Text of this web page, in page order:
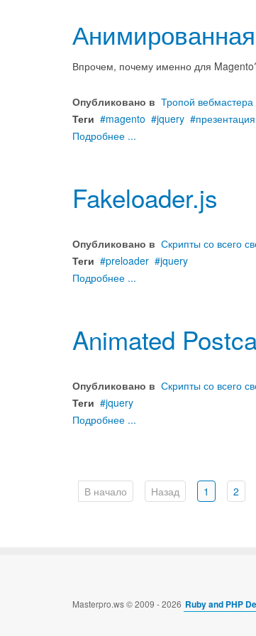
Впрочем, почему именно для
Опубликовано в Тропой вебмастера
Теги
magento jquery
презентация
Подробнее ...
Fakeloader.js
Опубликовано в Скрипты со всего
Теги
preloader
jquery
Подробнее ...
Animated
Опубликовано в Скрипты со всего
Теги
jquery
Подробнее ...
В начало Назад 1 2
Masterpro.ws © 2009 - 2026 Ruby and PHP